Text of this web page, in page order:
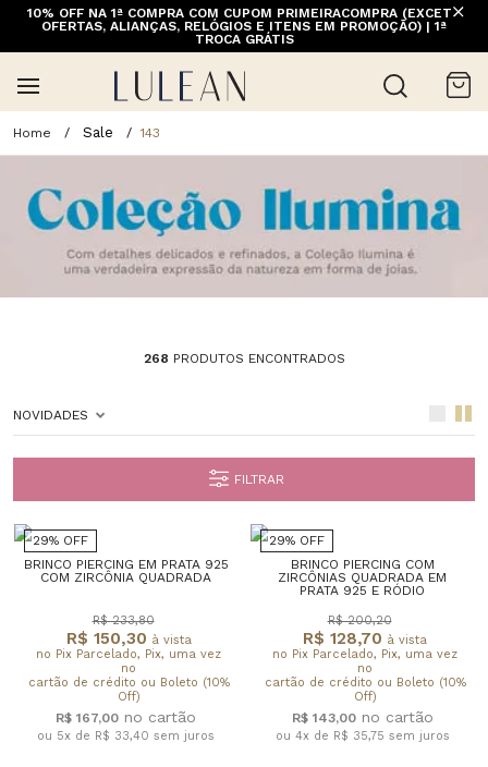
10% OFF NA 1ª COMPRA COM CUPOM PRIMEIRACOMPRA (EXCETO
OFERTAS, ALIANÇAS, RELÓGIOS E ITENS EM PROMOÇÃO) | 1ª
TROCA GRÁTIS
FRETE GRÁTIS ACIMA DE 399 PARA REGIÕES SELECIONADAS
(EXCETO LINHA HOME)
Sale 143
268 PRODUTOS ENCONTRADOS
NOVIDADES
FILTRAR
29% OFF
BRINCO PIERCING EM PRATA 925
COM ZIRCÔNIA QUADRADA
R$ 150,30 à vista
no Pix Parcelado, Pix, uma vez
no
cartão de crédito ou Boleto (10%
Off)
R$ 233,80
R$ 167,00
ou 5x de R$ 33,40 sem juros
29% OFF
BRINCO PIERCING COM
ZIRCÔNIAS QUADRADA EM
PRATA 925 E RÓDIO
R$ 128,70 à vista
no Pix Parcelado, Pix, uma vez
no
cartão de crédito ou Boleto (10%
Off)
R$ 200,20
R$ 143,00
ou 4x de R$ 35,75 sem juros